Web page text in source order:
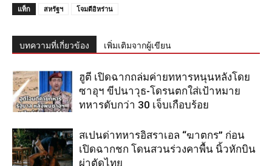
แท็ก สหรัฐฯ โจมตีอิหร่าน
บทความที่เกี่ยวข้อง เพิ่มเติมจากผู้เขียน
ฮูตี เปิดฉากถล่มค่ายทหารหนุนหลังโดย
ซาอุฯ ขีปนาวุธ-โดรนตกใส่เป้าหมาย
ทหารดับกว่า 30 เจ็บเกือบร้อย
สเปนด่าทหารอิสราเอล “ฆาตกร” ก่อน
เปิดฉากชก โดนสวนร่วงคาพื้น นิ้วหักบิน
ผ่าตัดไทย